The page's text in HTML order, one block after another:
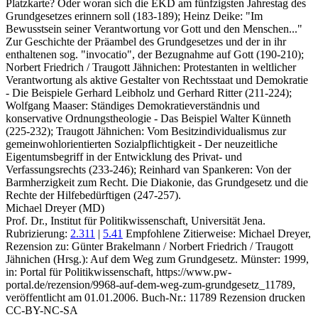
Platzkarte? Oder woran sich die EKD am fünfzigsten Jahrestag des
Grundgesetzes erinnern soll (183-189); Heinz Deike: "Im
Bewusstsein seiner Verantwortung vor Gott und den Menschen..."
Zur Geschichte der Präambel des Grundgesetzes und der in ihr
enthaltenen sog. "invocatio", der Bezugnahme auf Gott (190-210);
Norbert Friedrich / Traugott Jähnichen: Protestanten in weltlicher
Verantwortung als aktive Gestalter von Rechtsstaat und Demokratie
- Die Beispiele Gerhard Leibholz und Gerhard Ritter (211-224);
Wolfgang Maaser: Ständiges Demokratieverständnis und
konservative Ordnungstheologie - Das Beispiel Walter Künneth
(225-232); Traugott Jähnichen: Vom Besitzindividualismus zur
gemeinwohlorientierten Sozialpflichtigkeit - Der neuzeitliche
Eigentumsbegriff in der Entwicklung des Privat- und
Verfassungsrechts (233-246); Reinhard van Spankeren: Von der
Barmherzigkeit zum Recht. Die Diakonie, das Grundgesetz und die
Rechte der Hilfebedürftigen (247-257).
Michael Dreyer (MD)
Prof. Dr., Institut für Politikwissenschaft, Universität Jena.
Rubrizierung: 2.311 | 5.41 Empfohlene Zitierweise: Michael Dreyer,
Rezension zu: Günter Brakelmann / Norbert Friedrich / Traugott
Jähnichen (Hrsg.): Auf dem Weg zum Grundgesetz. Münster: 1999,
in: Portal für Politikwissenschaft, https://www.pw-
portal.de/rezension/9968-auf-dem-weg-zum-grundgesetz_11789,
veröffentlicht am 01.01.2006. Buch-Nr.: 11789 Rezension drucken
CC-BY-NC-SA